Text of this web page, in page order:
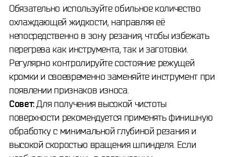
Обязательно используйте обильное количество
охлаждающей жидкости, направляя её
непосредственно в зону резания, чтобы избежать
перегрева как инструмента, так и заготовки.
Регулярно контролируйте состояние режущей
кромки и своевременно заменяйте инструмент при
появлении признаков износа.
Совет:Для получения высокой чистоты
поверхности рекомендуется применять финишную
обработку с минимальной глубиной резания и
высокой скоростью вращения шпинделя. Если